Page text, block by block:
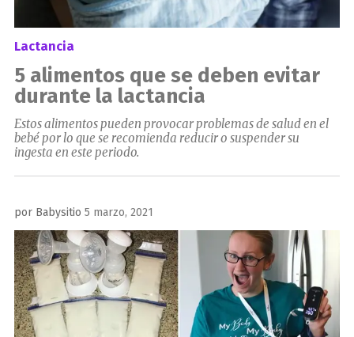
Lactancia
5 alimentos que se deben evitar
durante la lactancia
Estos alimentos pueden provocar problemas de salud en el
bebé por lo que se recomienda reducir o suspender su
ingesta en este periodo.
por Babysitio Publicado
el
5 marzo, 2021